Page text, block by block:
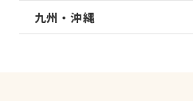
九州・沖縄